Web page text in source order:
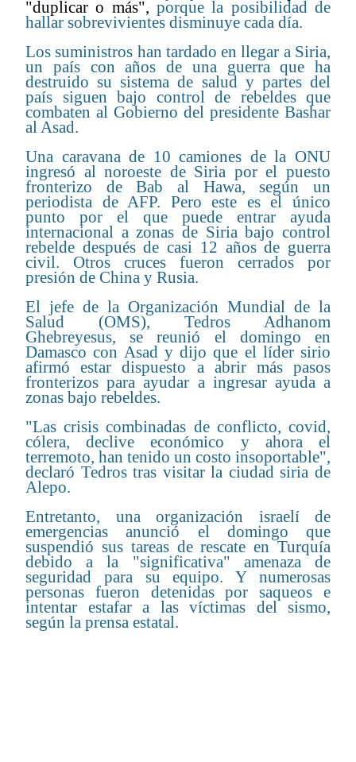
"duplicar o más", porque la posibilidad de
hallar sobrevivientes disminuye cada día.
Los suministros han tardado en llegar a Siria,
un país con años de una guerra que ha
destruido su sistema de salud y partes del
país siguen bajo control de rebeldes que
combaten al Gobierno del presidente Bashar
al Asad.
Una caravana de 10 camiones de la ONU
ingresó al noroeste de Siria por el puesto
fronterizo de Bab al Hawa, según un
periodista de AFP. Pero este es el único
punto por el que puede entrar ayuda
internacional a zonas de Siria bajo control
rebelde después de casi 12 años de guerra
civil. Otros cruces fueron cerrados por
presión de China y Rusia.
El jefe de la Organización Mundial de la
Salud (OMS), Tedros Adhanom
Ghebreyesus, se reunió el domingo en
Damasco con Asad y dijo que el líder sirio
afirmó estar dispuesto a abrir más pasos
fronterizos para ayudar a ingresar ayuda a
zonas bajo rebeldes.
"Las crisis combinadas de conflicto, covid,
cólera, declive económico y ahora el
terremoto, han tenido un costo insoportable",
declaró Tedros tras visitar la ciudad siria de
Alepo.
Entretanto, una organización israelí de
emergencias anunció el domingo que
suspendió sus tareas de rescate en Turquía
debido a la "significativa" amenaza de
seguridad para su equipo. Y numerosas
personas fueron detenidas por saqueos e
intentar estafar a las víctimas del sismo,
según la prensa estatal.